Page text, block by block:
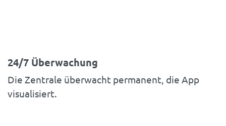
24/7 Überwachung
Die Zentrale überwacht permanent, die App
visualisiert.